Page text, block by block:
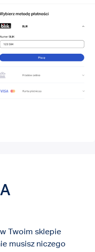
Twoim sklepie
musisz niczego